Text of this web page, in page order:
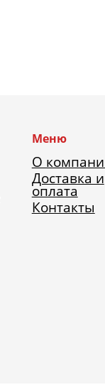
Меню
О
Доставка и
оплата
Контакты